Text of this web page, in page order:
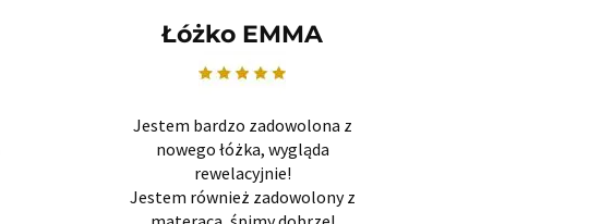
Łóżko EMMA
Jestem bardzo zadowolona z
nowego łóżka, wygląda
rewelacyjnie!
Jestem również zadowolony z